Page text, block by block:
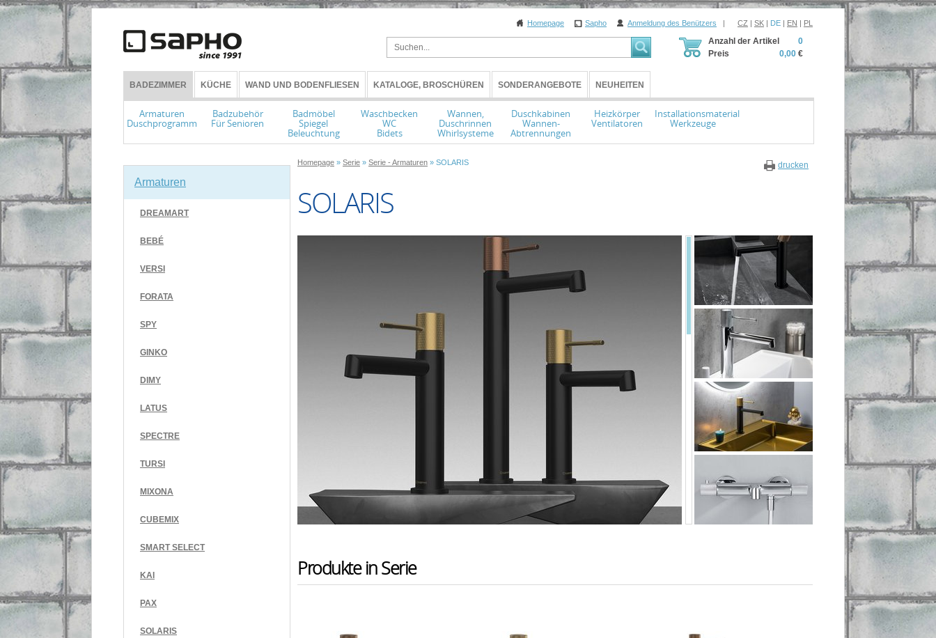
Homepage Sapho Anmeldung des Benützers | CZ | SK | DE | EN | PL
Anzahl der Artikel
Preis
0
0,00 €
BADEZIMMER KÜCHE WAND UND BODENFLIESEN KATALOGE, BROSCHÜREN SONDERANGEBOTE NEUHEITEN
Armaturen
Duschprogramm
Badzubehör
Für Senioren
Badmöbel
Spiegel
Beleuchtung
Waschbecken
WC
Bidets
Wannen,
Duschrinnen
Whirlsysteme
Duschkabinen
Wannen-
Abtrennungen
Heizkörper
Ventilatoren
Installationsmaterial
Werkzeuge
Armaturen
DREAMART
BEBÉ
VERSI
FORATA
SPY
GINKO
DIMY
LATUS
SPECTRE
TURSI
MIXONA
CUBEMIX
SMART SELECT
KAI
PAX
SOLARIS
drucken
Homepage » Serie » Serie - Armaturen » SOLARIS
SOLARIS
Produkte in Serie